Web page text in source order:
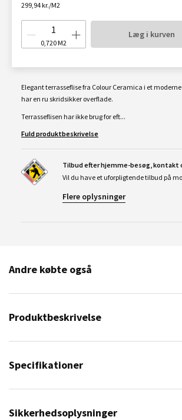
299,94 kr./M2
0,720 M2
Læg i kurven
Elegant terrasseflise fra Colour Ceramica i et
har en ru skridsikker overflade.
Terrasseflisen har ikke brug for eft...
Fuld produktbeskrivelse
Tilbud efter hjemme-besøg, kontakt
Vil du have et uforpligtende tilbud på
Flere oplysninger
Andre købte også
Produktbeskrivelse
Specifikationer
Sikkerhedsoplysninger